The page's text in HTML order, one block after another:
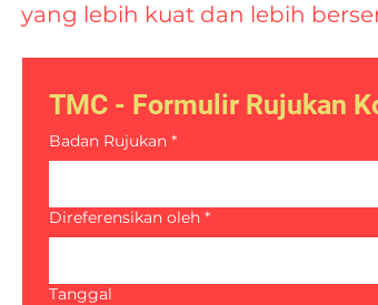
yang lebih kuat dan lebih
TMC - Formulir Rujukan
Badan Rujukan *
Direferensikan oleh *
Tanggal